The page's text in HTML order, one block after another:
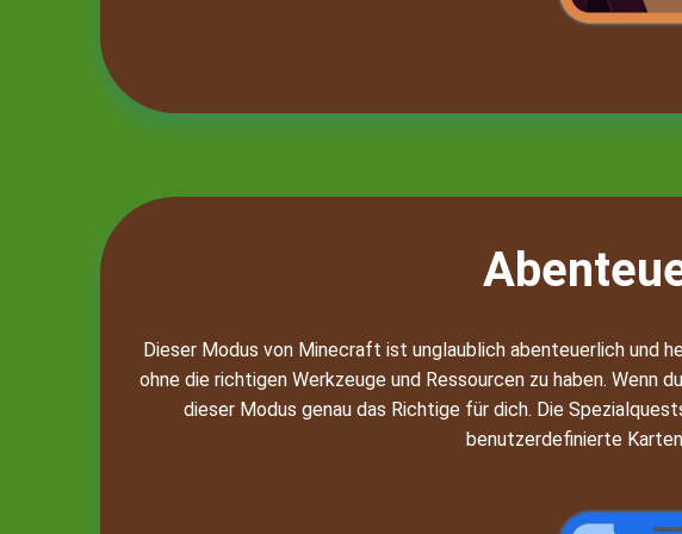
Dieser Modus von Minecraft ist unglaublich abenteuerlich und
ohne die richtigen Werkzeuge und Ressourcen zu haben.
dieser Modus genau das Richtige für dich. Die
benutzerdefinierte